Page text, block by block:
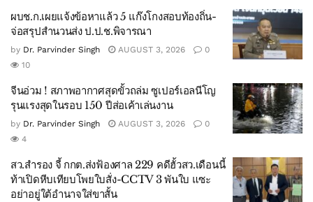
ผบช.ก.เผยแจ้งข้อหาแล้ว 5 แก๊งโกงสอบท้องถิ่น-
จ่อสรุปสำนวนส่ง ป.ป.ช.พิจารณา
by Dr. Parvinder Singh AUGUST 3, 2026
0
10
จีนอ่วม ! สภาพอากาศสุดขั้วถล่ม ซูเปอร์เอลนีโญ
รุนแรงสุดในรอบ 150 ปีส่อเค้าเล่นงาน
by Dr. Parvinder Singh AUGUST 3, 2026
0
4
สว.สำรอง จี้ กกต.ส่งฟ้องศาล 229 คดีฮั้วสว.เดือนนี้
ท้าเปิดหีบเทียบโพยใบสั่ง-CCTV 3 พันใบ แซะ
อย่าอยู่ใต้อำนาจใส่ขาสั้น